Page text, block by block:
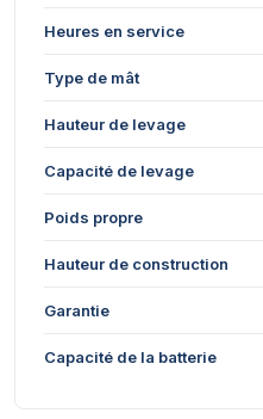
Heures en service
Type de mât
Hauteur de levage
Capacité de levage
Poids propre
Hauteur de construction
Garantie
Capacité de la batterie